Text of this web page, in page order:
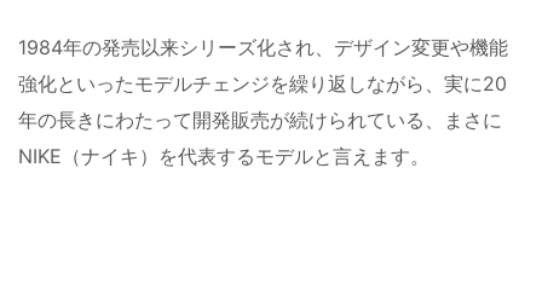
1984年の発売以来シリーズ化され、デザイン変更や機能
強化といったモデルチェンジを繰り返しながら、実に20
年の長きにわたって開発販売が続けられている、まさに
NIKE（ナイキ）を代表するモデルと言えます。